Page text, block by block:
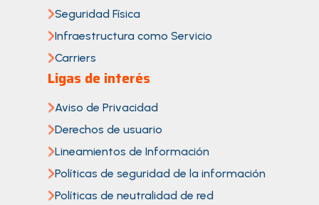
Seguridad Física
Infraestructura como Servicio
Carriers
Ligas de interés
Aviso de Privacidad
Derechos de usuario
Lineamientos de Información
Políticas de seguridad de la información
Políticas de neutralidad de red